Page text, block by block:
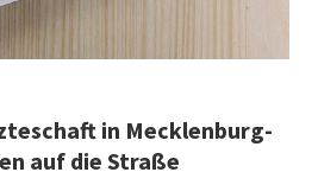
in Mecklenburg-
auf die Straße